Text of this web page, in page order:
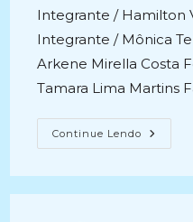
Integrante / Hamilton
Integrante / Mônica
Arkene Mirella Costa
Tamara Lima Martins
Continue Lendo
DO